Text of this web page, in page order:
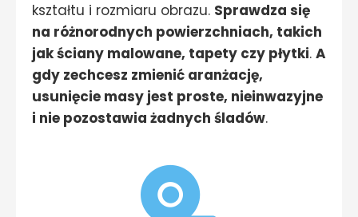
kształtu i rozmiaru obrazu. Sprawdza się
na różnorodnych powierzchniach, takich
jak ściany malowane, tapety czy płytki. A
gdy zechcesz zmienić aranżację,
usunięcie masy jest proste, nieinwazyjne
i nie pozostawia żadnych śladów.